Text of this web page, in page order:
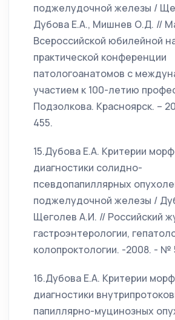
поджелудочной железы /
Дубова Е.А., Мишнев О.Д. //
Всероссийской юбилейной
практической конференции
патологоанатомов с
участием к 100-летию
Подзолкова. Красноярск. –
455.
15.Дубова Е.А. Критерии
диагностики солидно-
псевдопапиллярных
поджелудочной железы /
Щеголев А.И. // Российский
гастроэнтерологии,
колопроктологии. -2008. - №
16.Дубова Е.А. Критерии
диагностики
папиллярно-муцинозных